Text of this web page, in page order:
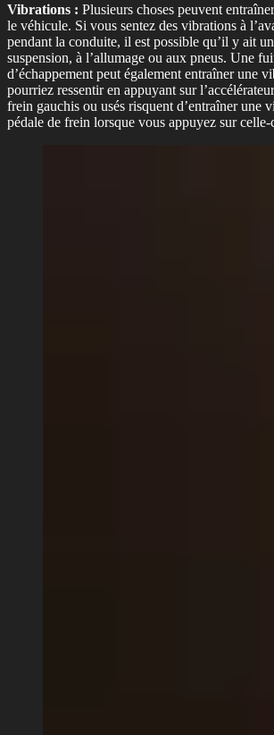
Vibrations : Plusieurs choses peuvent
le véhicule. Si vous sentez des vibrations à
pendant la conduite, il est possible qu’il y ait
suspension, à l’allumage ou aux pneus. Une
d’échappement peut également entraîner une
pourriez ressentir en appuyant sur
frein gauchis ou usés risquent d’entraîner une
pédale de frein lorsque vous appuyez sur celle-